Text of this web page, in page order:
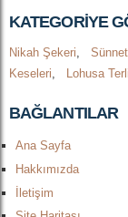
KATEGORIYE
Nikah Şekeri,
Keseleri, Lohusa
BAĞLANTILAR
Ana Sayfa
Hakkımızda
İletişim